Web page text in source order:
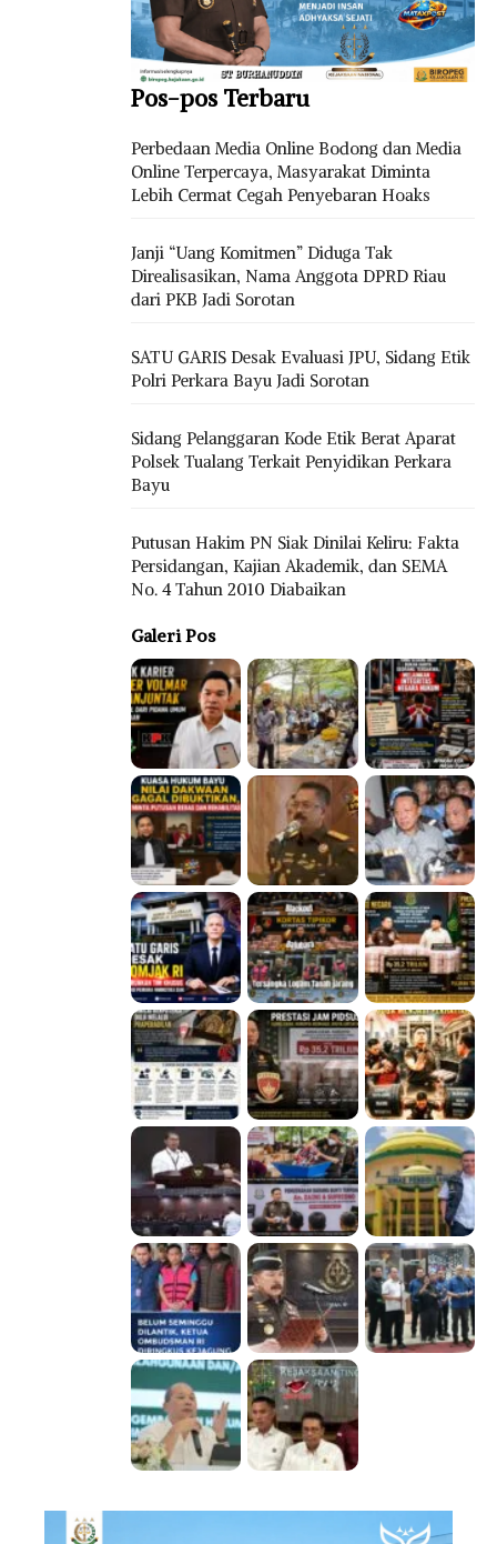
Pos-pos Terbaru
Perbedaan Media Online Bodong dan Media
Online Terpercaya, Masyarakat Diminta
Lebih Cermat Cegah Penyebaran Hoaks
Janji “Uang Komitmen” Diduga Tak
Direalisasikan, Nama Anggota DPRD Riau
dari PKB Jadi Sorotan
SATU GARIS Desak Evaluasi JPU, Sidang Etik
Polri Perkara Bayu Jadi Sorotan
Sidang Pelanggaran Kode Etik Berat Aparat
Polsek Tualang Terkait Penyidikan Perkara
Bayu
Putusan Hakim PN Siak Dinilai Keliru: Fakta
Persidangan, Kajian Akademik, dan SEMA
No. 4 Tahun 2010 Diabaikan
Galeri Pos